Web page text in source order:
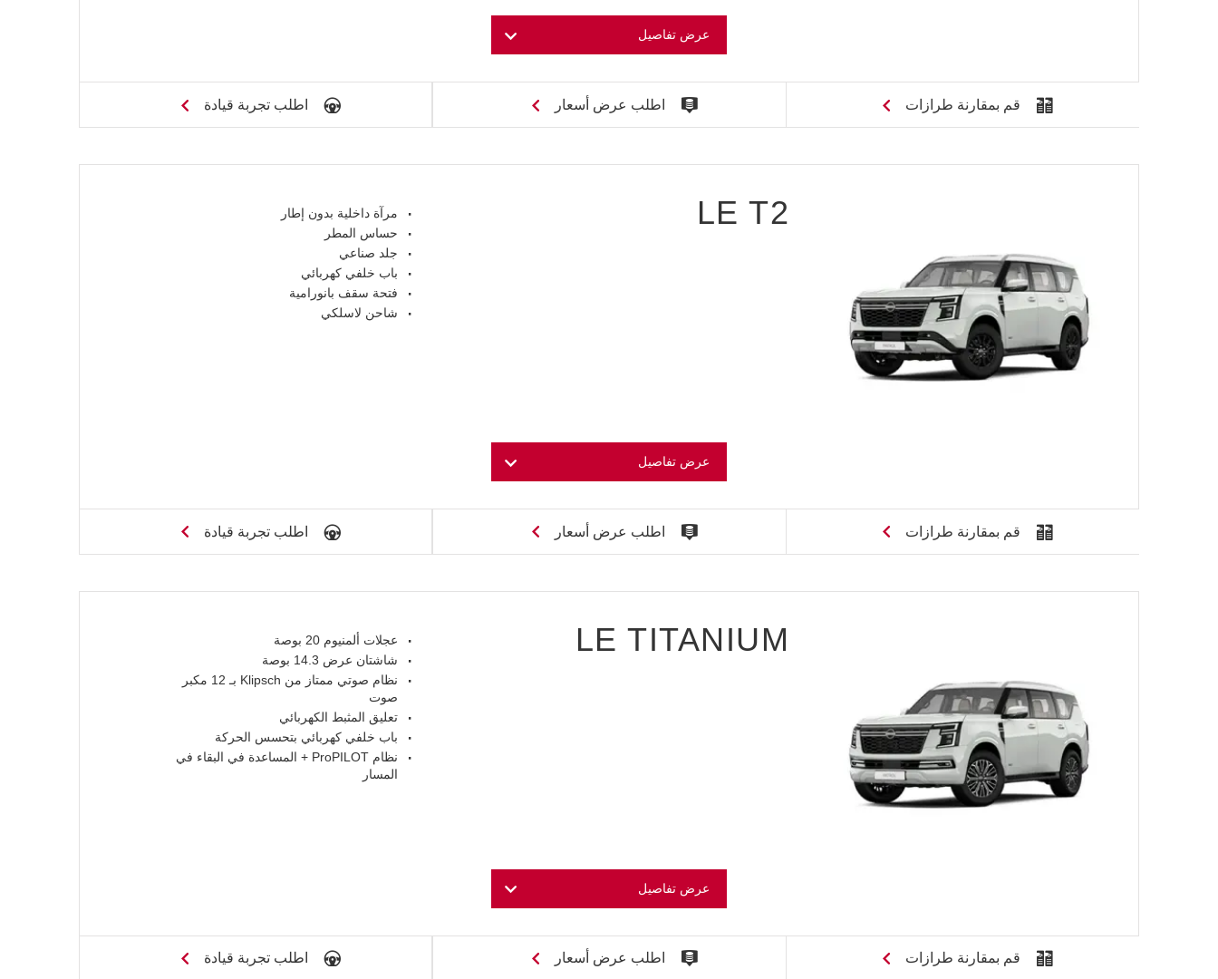
عرض تفاصيل
قم بمقارنة طرازات اطلب عرض أسعار اطلب تجربة قيادة
LE T2
مرآة داخلية بدون إطار
حساس المطر
جلد صناعي
باب خلفي كهربائي
فتحة سقف بانورامية
شاحن لاسلكي
عرض تفاصيل
قم بمقارنة طرازات اطلب عرض أسعار اطلب تجربة قيادة
LE TITANIUM
عجلات ألمنيوم 20 بوصة
شاشتان عرض 14.3 بوصة
نظام صوتي ممتاز من Klipsch بـ 12 مكبر
صوت
تعليق المثبط الكهربائي
باب خلفي كهربائي بتحسس الحركة
نظام ProPILOT + المساعدة في البقاء في
المسار
عرض تفاصيل
قم بمقارنة طرازات اطلب عرض أسعار اطلب تجربة قيادة